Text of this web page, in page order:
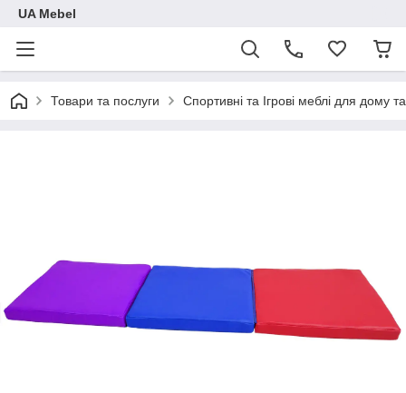
UA Mebel
Товари та послуги Спортивні та Ігрові меблі для дому